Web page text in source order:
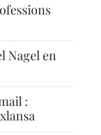
Nagel en
: